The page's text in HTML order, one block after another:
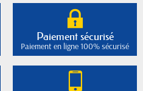
Paiement sécurisé
Paiement en ligne 100% sécurisé